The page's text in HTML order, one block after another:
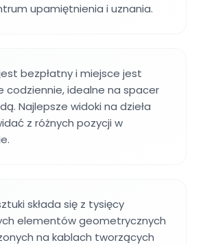
upamiętnienia i uznania.
bezpłatny i miejsce jest
codziennie, idealne na spacer
Najlepsze widoki na dzieła
z różnych pozycji w
składa się z tysięcy
elementów geometrycznych
na kablach tworzących